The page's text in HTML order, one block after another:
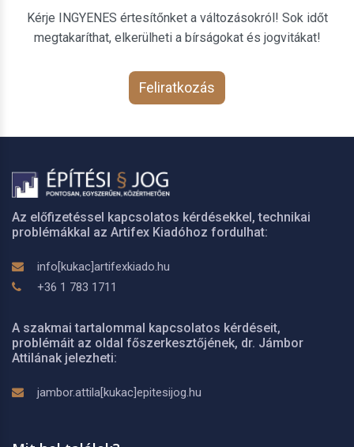
Kérje INGYENES értesítőnket a változásokról! Sok időt
megtakaríthat, elkerülheti a bírságokat és jogvitákat!
Feliratkozás
Az előfizetéssel kapcsolatos kérdésekkel, technikai
problémákkal az Artifex Kiadóhoz fordulhat:
info[kukac]artifexkiado.hu
+36 1 783 1711
A szakmai tartalommal kapcsolatos kérdéseit,
problémáit az oldal főszerkesztőjének, dr. Jámbor
Attilának jelezheti:
jambor.attila[kukac]epitesijog.hu